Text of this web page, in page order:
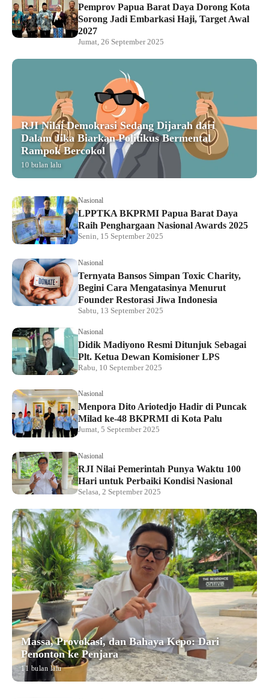
Pemprov Papua Barat Daya Dorong Kota
Sorong Jadi Embarkasi Haji, Target Awal
2027
Jumat, 26 September 2025
RJI Nilai Demokrasi Sedang Dijarah dari
Dalam Jika Biarkan Politikus Bermental
Rampok Bercokol
10 bulan lalu
Nasional
LPPTKA BKPRMI Papua Barat Daya
Raih Penghargaan Nasional Awards 2025
Senin, 15 September 2025
Nasional
Ternyata Bansos Simpan Toxic Charity,
Begini Cara Mengatasinya Menurut
Founder Restorasi Jiwa Indonesia
Sabtu, 13 September 2025
Nasional
Didik Madiyono Resmi Ditunjuk Sebagai
Plt. Ketua Dewan Komisioner LPS
Rabu, 10 September 2025
Nasional
Menpora Dito Ariotedjo Hadir di Puncak
Milad ke-48 BKPRMI di Kota Palu
Jumat, 5 September 2025
Nasional
RJI Nilai Pemerintah Punya Waktu 100
Hari untuk Perbaiki Kondisi Nasional
Selasa, 2 September 2025
Massa, Provokasi, dan Bahaya Kepo: Dari
Penonton ke Penjara
11 bulan lalu